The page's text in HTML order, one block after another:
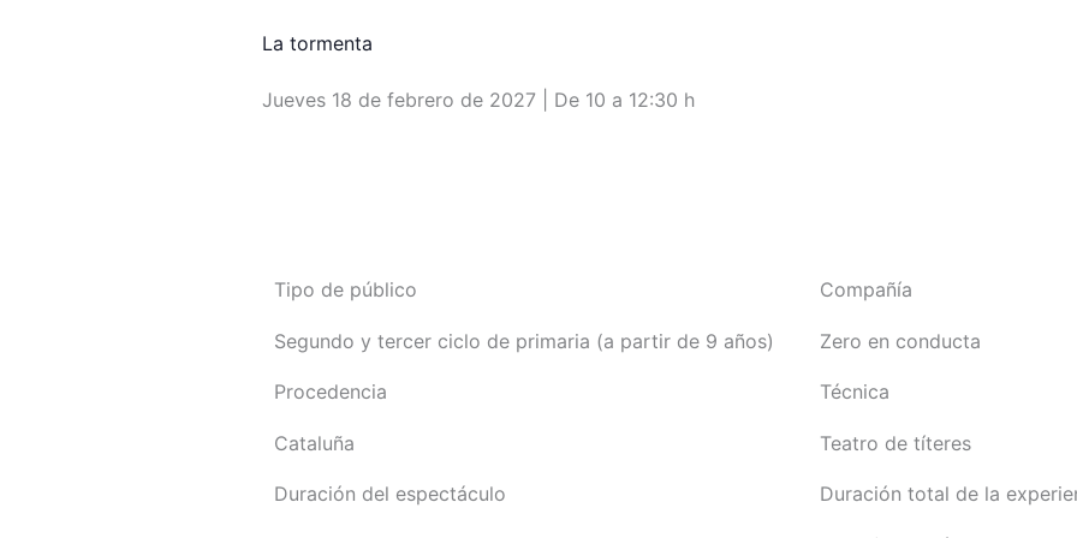
La tormenta
Jueves 18 de febrero de 2027 | De 10 a 12:30 h
Tipo de público
Segundo y tercer ciclo de primaria (a partir de 9 años)
Compañía
Zero en conducta
Procedencia
Cataluña
Técnica
Teatro de títeres
Duración del espectáculo Duración total de la